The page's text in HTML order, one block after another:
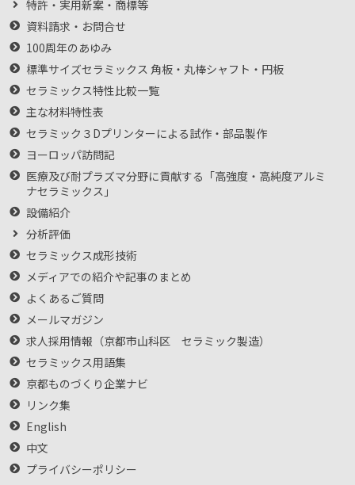
特許・実用新案・商標等
資料請求・お問合せ
100周年のあゆみ
標準サイズセラミックス 角板・丸棒シャフト・円板
セラミックス特性比較一覧
主な材料特性表
セラミック３Dプリンターによる試作・部品製作
ヨーロッパ訪問記
医療及び耐プラズマ分野に貢献する「高強度・高純度アルミ
ナセラミックス」
設備紹介
分析評価
セラミックス成形技術
メディアでの紹介や記事のまとめ
よくあるご質問
メールマガジン
求人採用情報（京都市山科区 セラミック製造）
セラミックス用語集
京都ものづくり企業ナビ
リンク集
English
中文
プライバシーポリシー